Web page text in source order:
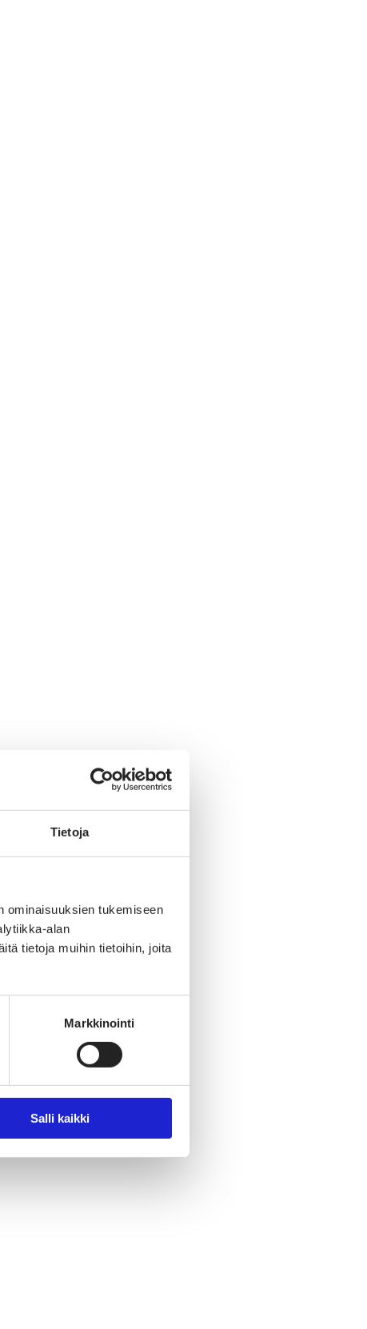
Tietoja
ominaisuuksien tukemiseen
alan
tietoja muihin tietoihin, joita
Markkinointi
Salli kaikki